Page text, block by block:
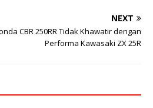
NEXT
CBR 250RR Tidak Khawatir dengan
Performa Kawasaki ZX 25R